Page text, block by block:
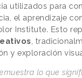
utilizados para
el aprendizaje
Institute. Esto
,
y exploración
lo que